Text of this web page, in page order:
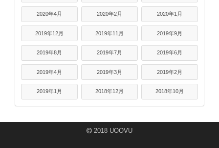
2020年4月 2020年2月 2020年1月
2019年12月 2019年11月 2019年9月
2019年8月 2019年7月 2019年6月
2019年4月 2019年3月 2019年2月
2019年1月 2018年12月 2018年10月
2018 UOOVU